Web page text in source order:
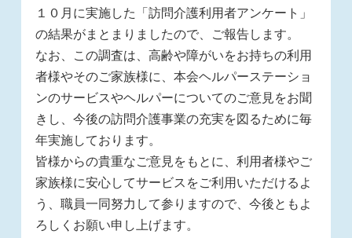
１０月に実施した「訪問介護利用者アンケート」
の結果がまとまりましたので、ご報告します。
なお、この調査は、高齢や障がいをお持ちの利用
者様やそのご家族様に、本会ヘルパーステーショ
ンのサービスやヘルパーについてのご意見をお聞
きし、今後の訪問介護事業の充実を図るために毎
年実施しております。
皆様からの貴重なご意見をもとに、利用者様やご
家族様に安心してサービスをご利用いただけるよ
う、職員一同努力して参りますので、今後ともよ
ろしくお願い申し上げます。